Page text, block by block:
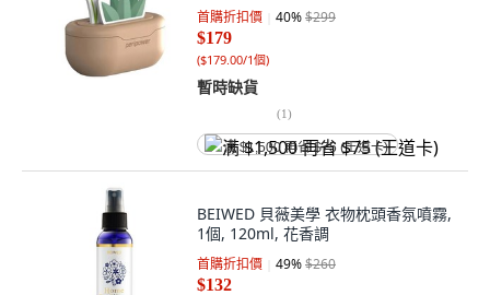
首購折扣價 40%$299
$179
($179.00/1個)
暫時缺貨
(1)
满 $1,500 再省 $75 (王道卡)
BEIWED 貝薇美學 衣物枕頭香氛噴霧,
1個, 120ml, 花香調
首購折扣價 49%$260
$132